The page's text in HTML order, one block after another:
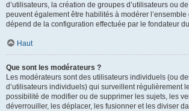
d’utilisateurs, la création de groupes d’utilisateurs ou
peuvent également être habilités à modérer l’ensemble
dépend de la configuration effectuée par le fondateur
Haut
Que sont les modérateurs ?
Les modérateurs sont des utilisateurs individuels (ou
d’utilisateurs individuels) qui surveillent régulièrement
possibilité de modifier ou de supprimer les sujets, les
déverrouiller, les déplacer, les fusionner et les diviser